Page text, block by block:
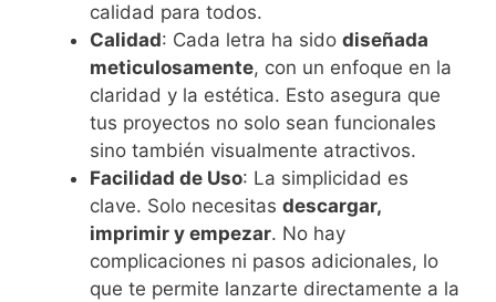
calidad para todos.
Calidad: Cada letra ha sido diseñada
meticulosamente, con un enfoque en la
claridad y la estética. Esto asegura que
tus proyectos no solo sean funcionales
sino también visualmente atractivos.
Facilidad de Uso: La simplicidad es
clave. Solo necesitas descargar,
imprimir y empezar. No hay
complicaciones ni pasos adicionales, lo
que te permite lanzarte directamente a la